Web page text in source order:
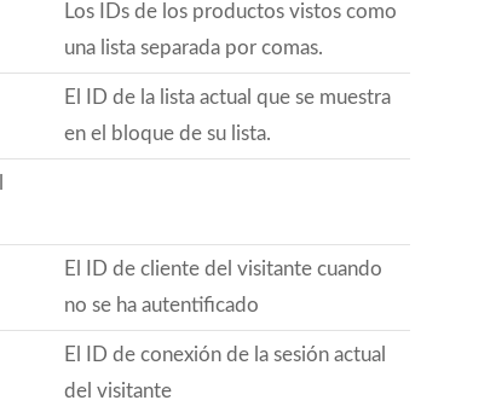
Los IDs de los productos vistos como
una lista separada por comas.
El ID de la lista actual que se muestra
en el bloque de su lista.
El ID de cliente del visitante cuando
no se ha autentificado
El ID de conexión de la sesión actual
del visitante